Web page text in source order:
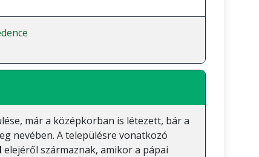
már a középkorban is létezett, bár a
nevében. A településre vonatkozó
elejéről származnak, amikor a pápai